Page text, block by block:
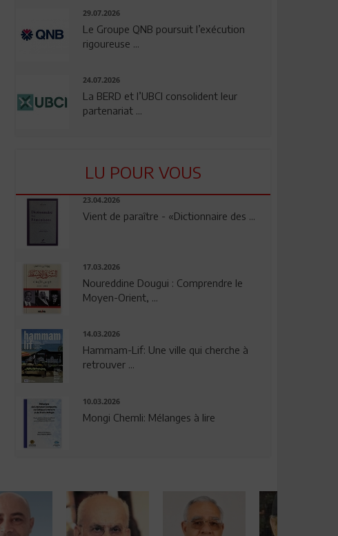
29.07.2026
Le Groupe QNB poursuit l’exécution
rigoureuse ...
24.07.2026
La BERD et l’UBCI consolident leur
partenariat ...
LU POUR VOUS
23.04.2026
Vient de paraître - «Dictionnaire des ...
17.03.2026
Noureddine Dougui : Comprendre le
Moyen-Orient, ...
14.03.2026
Hammam-Lif: Une ville qui cherche à
retrouver ...
10.03.2026
Mongi Chemli: Mélanges à lire